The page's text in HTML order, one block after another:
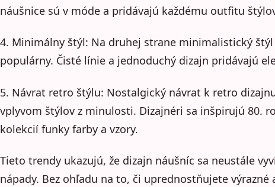
náušnice sú v móde a pridávajú každému outfitu
4. Minimálny štýl: Na druhej strane minimalistický
populárny. Čisté línie a jednoduchý dizajn pridávajú
5. Návrat retro štýlu: Nostalgický návrat k retro
vplyvom štýlov z minulosti. Dizajnéri sa inšpirujú 80.
kolekcií funky farby a vzory.
Tieto trendy ukazujú, že dizajn náušníc sa neustále
nápady. Bez ohľadu na to, či uprednostňujete výrazné